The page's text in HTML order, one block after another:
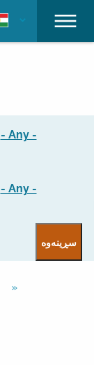
- Any -
- Any -
«